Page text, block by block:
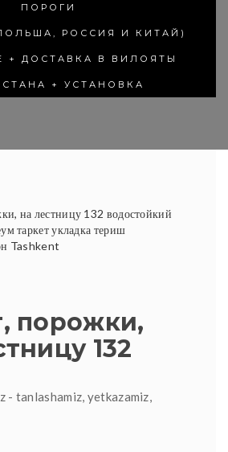
ПОРОГИ
РОССИЯ И КИТАЙ)
+ ДОСТАВКА В ВИЛОЯТЫ
+ УСТАНОВКА
порожки,
132
- tanlashamiz, yetkazamiz,